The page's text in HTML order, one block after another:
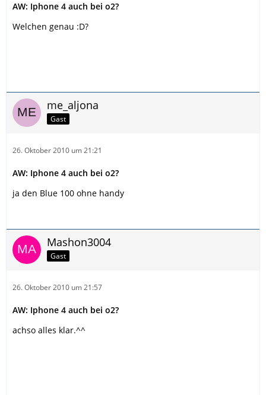
AW: Iphone 4 auch bei o2?
Welchen genau :D?
me_aljona
Gast
26. Oktober 2010 um 21:21
AW: Iphone 4 auch bei o2?
ja den Blue 100 ohne handy
Mashon3004
Gast
26. Oktober 2010 um 21:57
AW: Iphone 4 auch bei o2?
achso alles klar.^^